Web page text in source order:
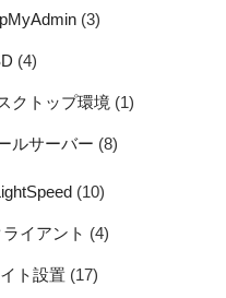
(3)
(4)
クトップ環境 (1)
ルサーバー (8)
(10)
イアント (4)
ト設置 (17)